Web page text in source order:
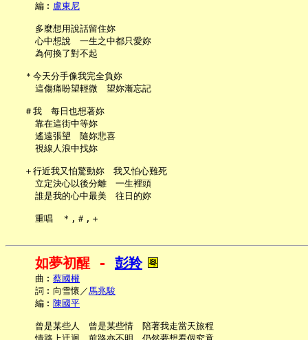
     編︰
盧東尼
     多麼想用說話留住妳
     心中想說　一生之中都只愛妳
     為何換了對不起
   ＊今天分手像我完全負妳
     這傷痛盼望輕微　望妳漸忘記
   ＃我　每日也想著妳
     靠在這街中等妳
     遙遠張望　隨妳悲喜
     視線人浪中找妳
   ＋行近我又怕驚動妳　我又怕心難死
     立定決心以後分離　一生裡頭
     誰是我的心中最美　往日的妳
如夢初醒 - 彭羚
     曲︰
蔡國權
     詞︰向雪懷／
馬兆駿
     編︰
陳國平
     曾是某些人　曾是某些情　陪著我走當天旅程